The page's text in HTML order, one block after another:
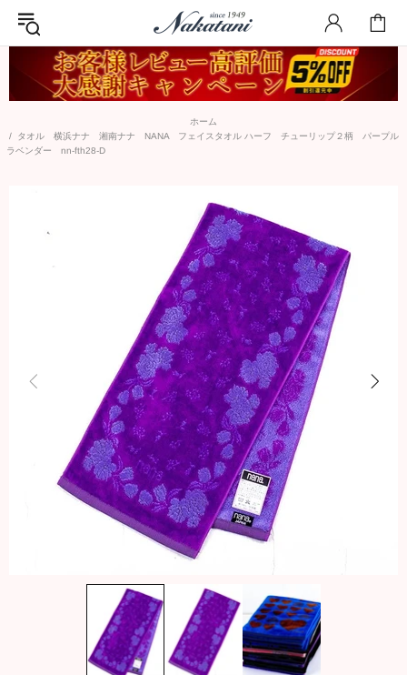
ホーム
タオル 横浜ナナ 湘南ナナ NANA フェイスタオル ハーフ チューリップ２柄 パープル
ラベンダー nn-fth28-D